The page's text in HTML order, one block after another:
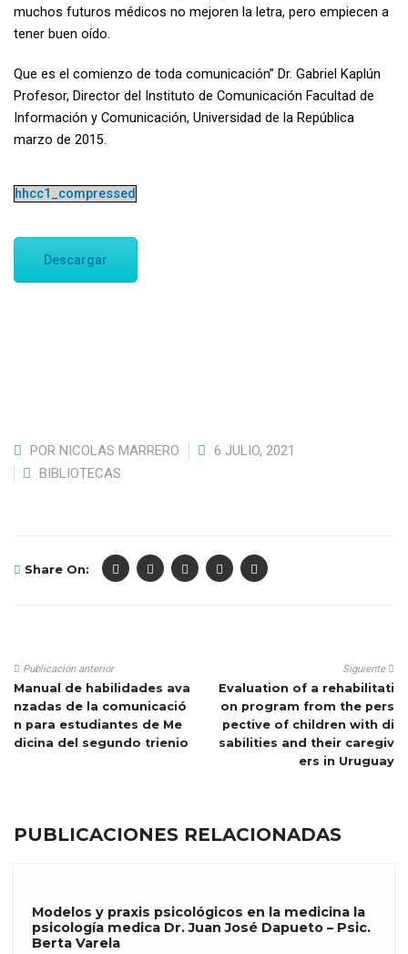
muchos futuros médicos no mejoren la letra, pero empiecen a
tener buen oído.
Que es el comienzo de toda comunicación” Dr. Gabriel Kaplún
Profesor, Director del Instituto de Comunicación Facultad de
Información y Comunicación, Universidad de la República
marzo de 2015.
hhcc1_compressed
Descargar
POR NICOLAS MARRERO
6 JULIO, 2021
BIBLIOTECAS
Share On:
Publicación anterior
Manual de habilidades ava
nzadas de la comunicació
n para estudiantes de Me
dicina del segundo trienio
Siguiente
Evaluation of a rehabilitati
on program from the pers
pective of children with di
sabilities and their caregiv
ers in Uruguay
PUBLICACIONES RELACIONADAS
Modelos y praxis psicológicos en la medicina la
psicología medica Dr. Juan José Dapueto – Psic.
Berta Varela